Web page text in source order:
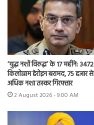
‘युद्ध नशों विरुद्ध’ के 17 महीने: 3472
किलोग्राम हेरोइन बरामद, 75 हजार से
अधिक नशा तस्कर गिरफ्तार
2 August 2026 - 9:00 AM